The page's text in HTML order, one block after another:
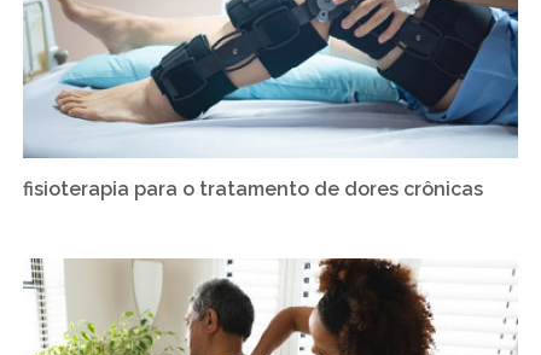
fisioterapia para o tratamento de dores crônicas